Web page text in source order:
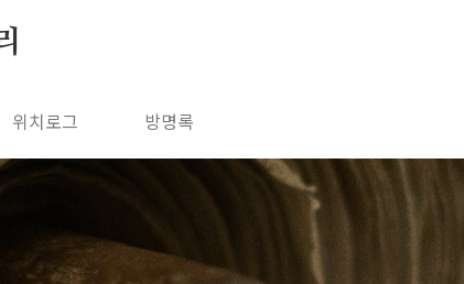
위치로그 방명록